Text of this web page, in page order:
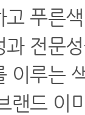
고 푸른
과 전문
이루는
랜드 이